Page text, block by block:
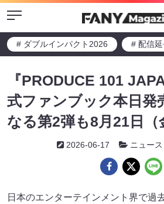
Menu
# ダブルインパクト2026 # 配信
『PRODUCE 101
式ファンブック本日発
なる第2弾も8月21日（
2026-06-17 ニュース
日本のエンターテインメント界で過